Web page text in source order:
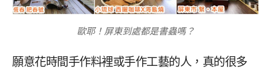
歐耶！屏東到處都是書蟲嗎？
願意花時間手作料裡或手作工藝的人，真的很多